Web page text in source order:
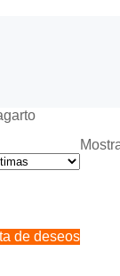
de deseos